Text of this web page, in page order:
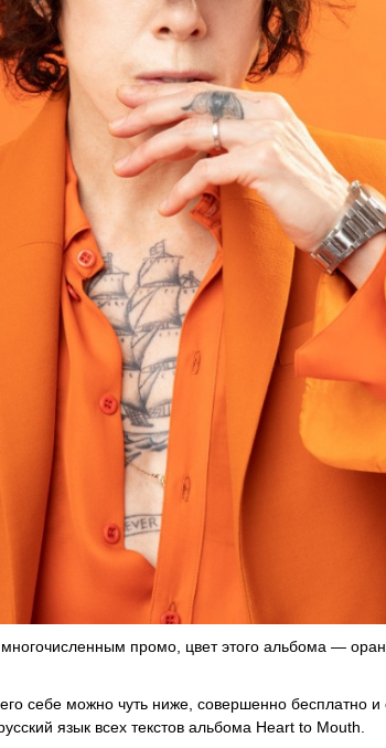
промо, цвет этого альбома —
себе можно чуть ниже, совершенно
язык всех текстов альбома Heart to Mouth.